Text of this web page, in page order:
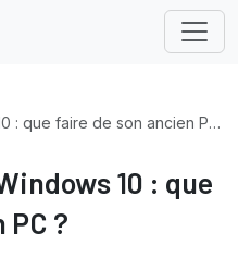
que faire de son ancien PC ?
10 : que
?